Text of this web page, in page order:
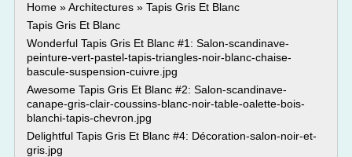
Home » Architectures » Tapis Gris Et Blanc
Tapis Gris Et Blanc
Wonderful Tapis Gris Et Blanc #1: Salon-scandinave-
peinture-vert-pastel-tapis-triangles-noir-blanc-chaise-
bascule-suspension-cuivre.jpg
Awesome Tapis Gris Et Blanc #2: Salon-scandinave-
canape-gris-clair-coussins-blanc-noir-table-oalette-bois-
blanchi-tapis-chevron.jpg
Delightful Tapis Gris Et Blanc #4: Décoration-salon-noir-et-
gris.jpg